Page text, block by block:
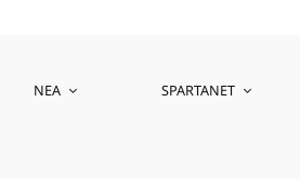
ΝΈΑ SPARTANET